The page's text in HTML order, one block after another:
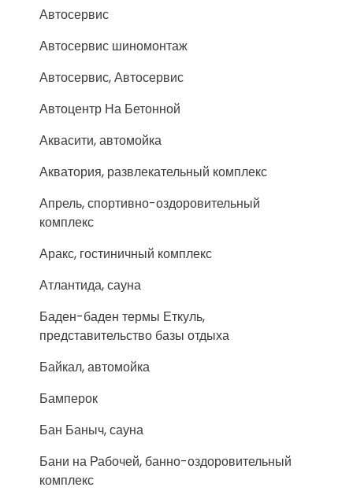
Автосервис
Автосервис шиномонтаж
Автосервис, Автосервис
Автоцентр На Бетонной
Аквасити, автомойка
Акватория, развлекательный комплекс
Апрель, спортивно-оздоровительный
комплекс
Аракс, гостиничный комплекс
Атлантида, сауна
Баден-баден термы Еткуль,
представительство базы отдыха
Байкал, автомойка
Бамперок
Бан Баныч, сауна
Бани на Рабочей, банно-оздоровительный
комплекс